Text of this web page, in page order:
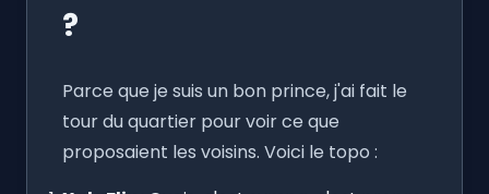
?
Parce que je suis un bon prince, j'ai fait le
tour du quartier pour voir ce que
proposaient les voisins. Voici le topo :